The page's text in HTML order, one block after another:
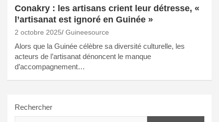
Conakry : les artisans crient leur détresse, «
l’artisanat est ignoré en Guinée »
2 octobre 2025 Guineesource
Alors que la Guinée célèbre sa diversité culturelle, les
acteurs de l’artisanat dénoncent le manque
d’accompagnement…
Rechercher